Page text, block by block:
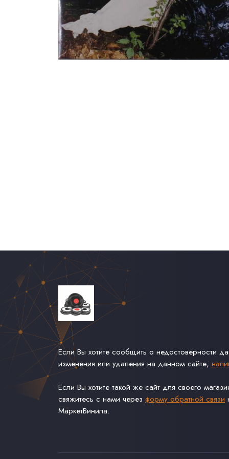
Если Вы хотите сообщить о недостоверности
изменения или удаления на данном сайте,
Если Вы хотите такой же сайт для своего
свяжитесь с нами через форму обратной связи
МаркетВинила.